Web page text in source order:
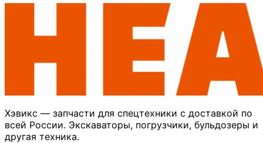
Хэвикс — запчасти для спецтехники с доставкой по
всей России. Экскаваторы, погрузчики, бульдозеры и
другая техника.